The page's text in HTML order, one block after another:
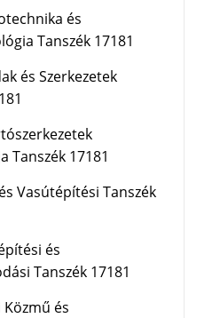
és
Tanszék 17181
és Szerkezetek
Tanszék 17181
Vasútépítési Tanszék
és
Tanszék 17181
Közmű és